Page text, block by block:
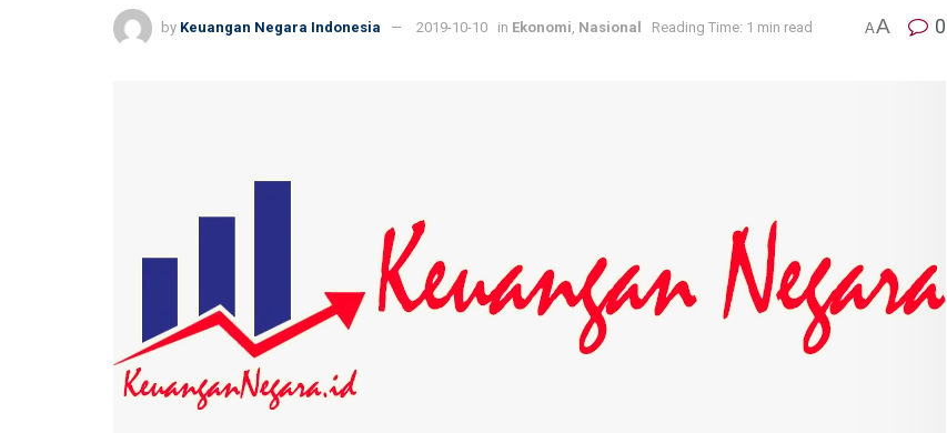
by Keuangan Negara Indonesia 2019-10-10 in Ekonomi Nasional Reading Time: 1 min read AA 0